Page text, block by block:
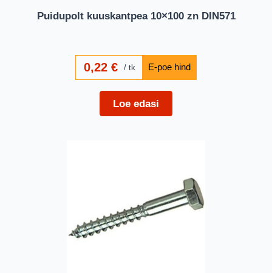
Puidupolt kuuskantpea 10×100 zn DIN571
0,22€ tk
Loe edasi